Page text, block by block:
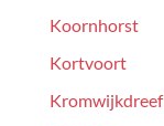
Koornhorst
Kortvoort
Kromwijkdreef